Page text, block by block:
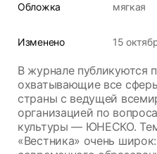
Обложка
мягкая
Изменено 15
В журнале публикуются
охватывающие все
страны с ведущей
организацией по
культуры — ЮНЕСКО.
«Вестника» очень